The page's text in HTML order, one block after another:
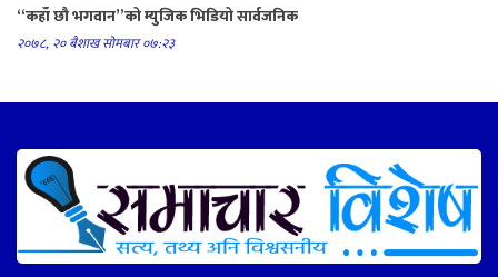
“कहाँ छौ भगवान”को म्युजिक भिडियो सार्वजनिक
२०७८, २० बैशाख सोमबार ०७:२३